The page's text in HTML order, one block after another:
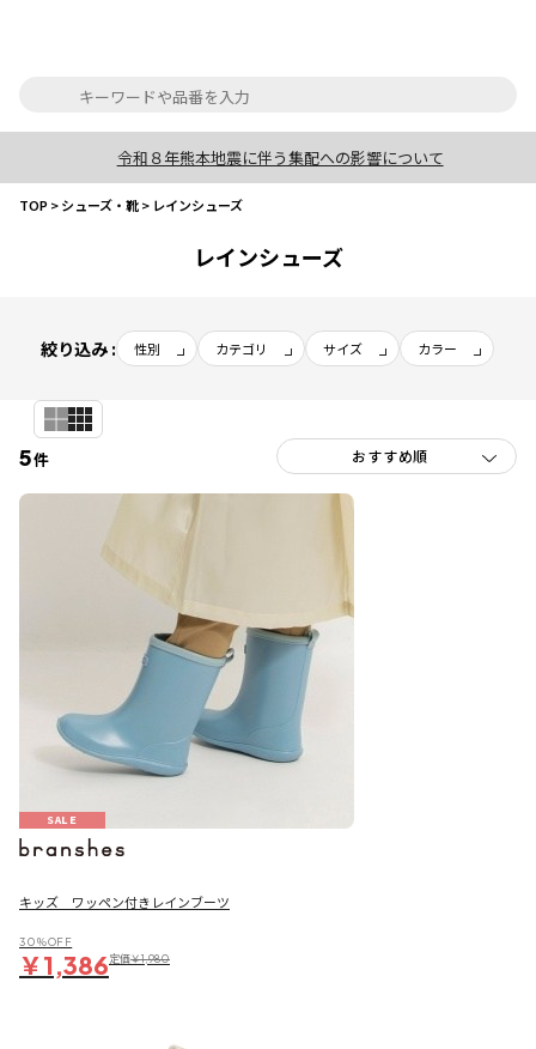
令和８年熊本地震に伴う集配への影響について
TOP>シューズ・靴> レインシューズ
レインシューズ
絞り込み : 性別 カテゴリ サイズ カラー
5件
SALE
キッズ ワッペン付きレインブーツ
30％OFF
￥1,386定価￥1,980